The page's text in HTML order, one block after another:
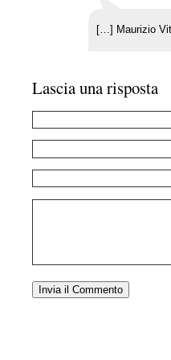
[…] Maurizio
Lascia una risposta